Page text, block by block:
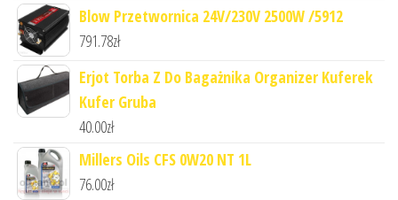
Blow Przetwornica 24V/230V 2500W /5912
791.78zł
Erjot Torba Z Do Bagażnika Organizer Kuferek
Kufer Gruba
40.00zł
Millers Oils CFS 0W20 NT 1L
76.00zł